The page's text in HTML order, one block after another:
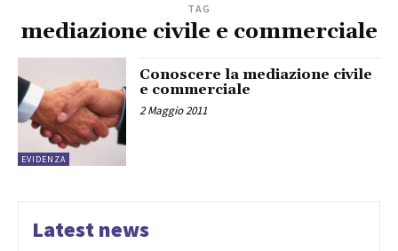
TAG
mediazione civile e commerciale
EVIDENZA
Conoscere la mediazione civile
e commerciale
2 Maggio 2011
Latest news